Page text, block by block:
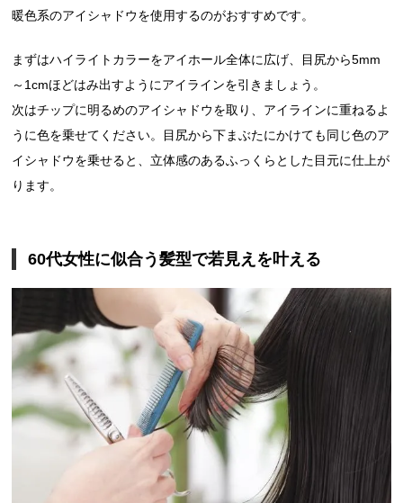
暖色系のアイシャドウを使用するのがおすすめです。
まずはハイライトカラーをアイホール全体に広げ、目尻から5mm
～1cmほどはみ出すようにアイラインを引きましょう。
次はチップに明るめのアイシャドウを取り、アイラインに重ねるよ
うに色を乗せてください。目尻から下まぶたにかけても同じ色のア
イシャドウを乗せると、立体感のあるふっくらとした目元に仕上が
ります。
60代女性に似合う髪型で若見えを叶える